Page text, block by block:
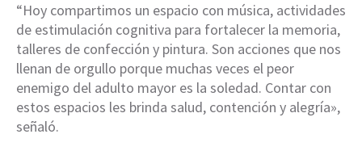
“Hoy compartimos un espacio con música, actividades
de estimulación cognitiva para fortalecer la memoria,
talleres de confección y pintura. Son acciones que nos
llenan de orgullo porque muchas veces el peor
enemigo del adulto mayor es la soledad. Contar con
estos espacios les brinda salud, contención y alegría»,
señaló.